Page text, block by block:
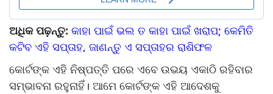
ଅଧିକ ପଢ଼ନ୍ତୁ: କାହା ପାଇଁ ଭଲ ତ କାହା ପାଇଁ ଖରାପ; କେମିତି
କଟିବ ଏହି ସପ୍ତାହ, ଜାଣନ୍ତୁ ଏ ସପ୍ତାହର ରାଶିଫଳ
କୋର୍ଟଙ୍କ ଏହି ନିଷ୍ପତ୍ତି ପରେ ଏବେ ଉଭୟ ଏକାଠି ରହିବାର
ସମ୍ଭାବନା ରହୁନାହିଁ। ଆମେ କୋର୍ଟଙ୍କ ଏହି ଆଦେଶକୁ